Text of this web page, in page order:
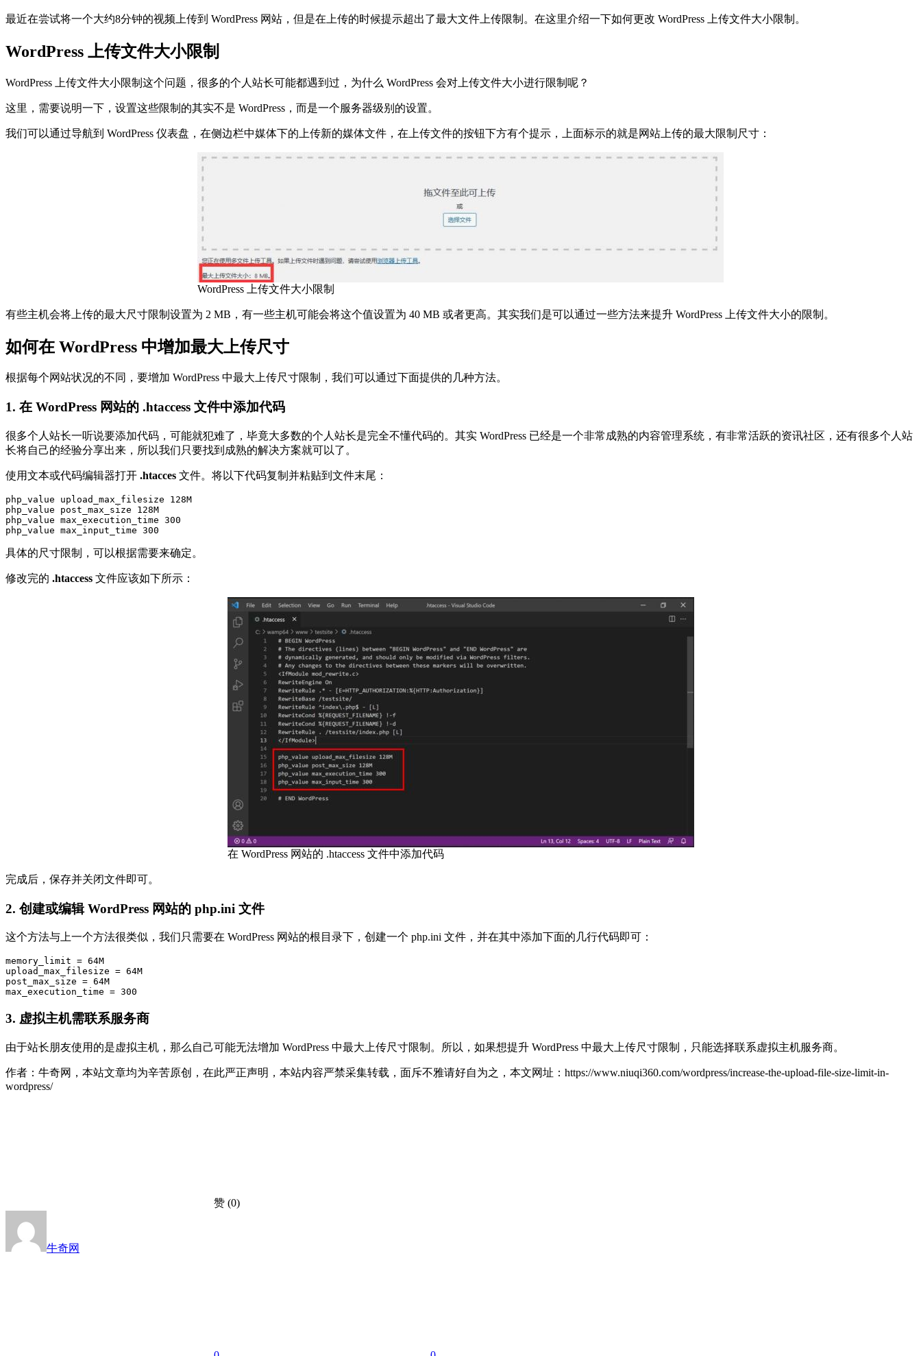
最近在尝试将一个大约8分钟的视频上传到 WordPress 网站，但是在上传的时候提示超出了最大文件上传限制。在这里介绍一下如何更改 WordPress 上传文件大小限制。
WordPress 上传文件大小限制
WordPress 上传文件大小限制这个问题，很多的个人站长可能都遇到过，为什么 WordPress 会对上传文件大小进行限制呢？
这里，需要说明一下，设置这些限制的其实不是 WordPress，而是一个服务器级别的设置。
我们可以通过导航到 WordPress 仪表盘，在侧边栏中媒体下的上传新的媒体文件，在上传文件的按钮下方有个提示，上面标示的就是网站上传的最大限制尺寸：
WordPress 上传文件大小限制
有些主机会将上传的最大尺寸限制设置为 2 MB，有一些主机可能会将这个值设置为 40 MB 或者更高。其实我们是可以通过一些方法来提升 WordPress 上传文件大小的限制。
如何在 WordPress 中增加最大上传尺寸
根据每个网站状况的不同，要增加 WordPress 中最大上传尺寸限制，我们可以通过下面提供的几种方法。
1. 在 WordPress 网站的 .htaccess 文件中添加代码
很多个人站长一听说要添加代码，可能就犯难了，毕竟大多数的个人站长是完全不懂代码的。其实 WordPress 已经是一个非常成熟的内容管理系统，有非常活跃的资讯社区，还有很多个人站
长将自己的经验分享出来，所以我们只要找到成熟的解决方案就可以了。
使用文本或代码编辑器打开 .htacces 文件。将以下代码复制并粘贴到文件末尾：
php_value upload_max_filesize 128M
php_value post_max_size 128M
php_value max_execution_time 300
php_value max_input_time 300
具体的尺寸限制，可以根据需要来确定。
修改完的 .htaccess 文件应该如下所示：
在 WordPress 网站的 .htaccess 文件中添加代码
完成后，保存并关闭文件即可。
2. 创建或编辑 WordPress 网站的 php.ini 文件
这个方法与上一个方法很类似，我们只需要在 WordPress 网站的根目录下，创建一个 php.ini 文件，并在其中添加下面的几行代码即可：
memory_limit = 64M
upload_max_filesize = 64M
post_max_size = 64M
max_execution_time = 300
3. 虚拟主机需联系服务商
由于站长朋友使用的是虚拟主机，那么自己可能无法增加 WordPress 中最大上传尺寸限制。所以，如果想提升 WordPress 中最大上传尺寸限制，只能选择联系虚拟主机服务商。
作者：牛奇网，本站文章均为辛苦原创，在此严正声明，本站内容严禁采集转载，面斥不雅请好自为之，本文网址：https://www.niuqi360.com/wordpress/increase-the-upload-file-size-limit-in-
wordpress/
赞 (0)
牛奇网